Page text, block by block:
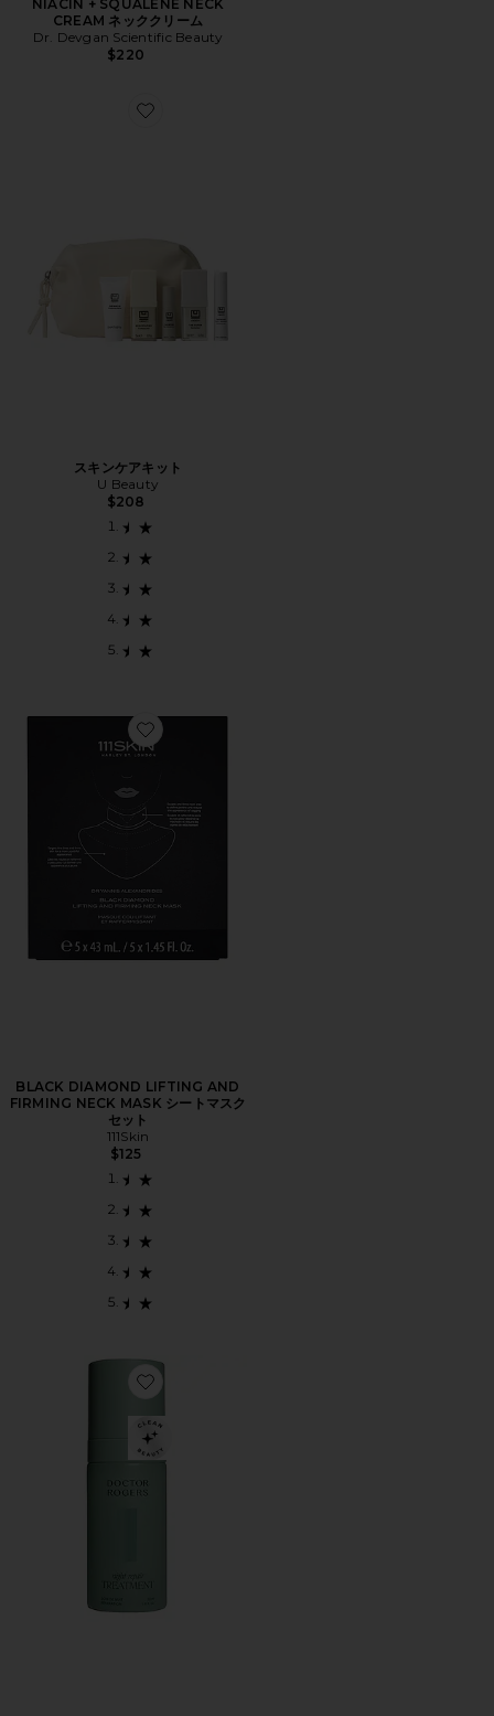
NIACIN + SQUALENE NECK
CREAM ネッククリーム
Dr. Devgan Scientific Beauty
$220
Favorite スキンケアキット
スキンケアキット
U Beauty
$208
Favorite BLACK DIAMOND LIFTING AND FIRMING
BLACK DIAMOND LIFTING AND
FIRMING NECK MASK シートマスク
セット
111Skin
$125
Favorite NIGHT REPAIR TREATMENT 1 OZ BOTTLE ナ